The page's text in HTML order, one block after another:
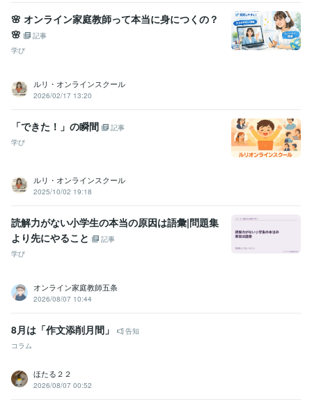
ChatGPT:4年Midjourney:4年Bard:3年DALL-E:3年Canva:3年
Figma:1年
教育業界
ビジネス代行・事務代行
ogleサイト特化型）
デジタル業界
🌸 オンライン家庭教師って本当に身につくの？
🌸
記事
学び
ルリ・オンラインスクール
2026/02/17 13:20
「できた！」の瞬間
記事
学び
ルリ・オンラインスクール
2025/10/02 19:18
読解力がない小学生の本当の原因は語彙|問題集
より先にやること
記事
学び
オンライン家庭教師五条
2026/08/07 10:44
8月は「作文添削月間」
告知
コラム
ほたる２２
2026/08/07 00:52